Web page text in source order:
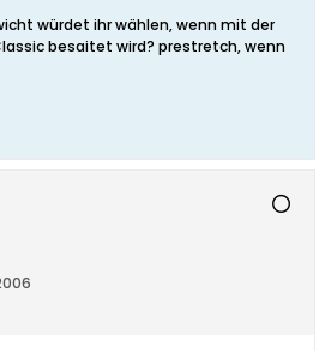
würdet ihr wählen, wenn mit der
besaitet wird? prestretch, wenn